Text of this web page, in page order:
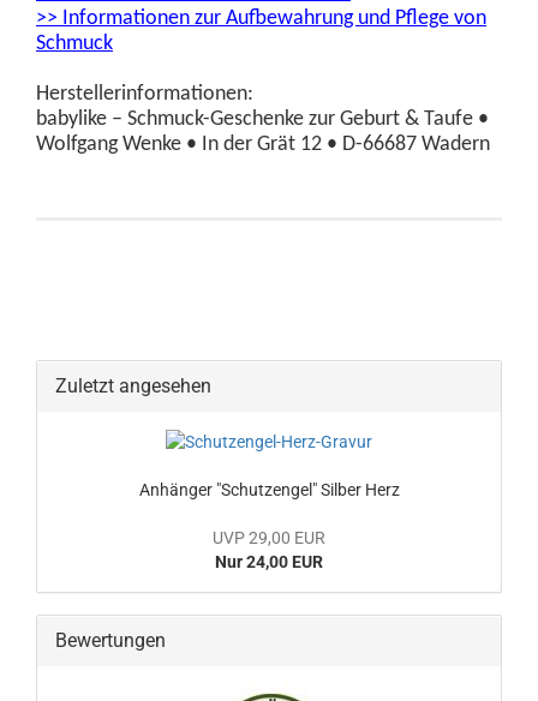
>> Informationen zur Aufbewahrung und Pflege von
Schmuck
Herstellerinformationen:
babylike – Schmuck-Geschenke zur Geburt & Taufe •
Wolfgang Wenke • In der Grät 12 • D-66687 Wadern
Zuletzt angesehen
Anhänger "Schutzengel" Silber Herz
UVP 29,00 EUR
Nur 24,00 EUR
Bewertungen